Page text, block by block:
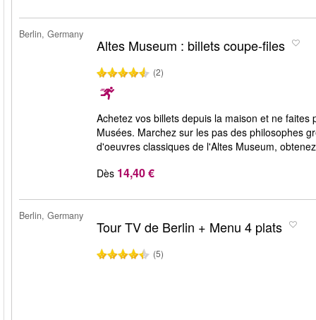
Berlin, Germany
Altes Museum : billets coupe-files
(2)
Achetez vos billets depuis la maison et ne
Musées. Marchez sur les pas des philosophes
d'oeuvres classiques de l'Altes Museum,
Dès 14,40 €
Berlin, Germany
Tour TV de Berlin + Menu 4 plats
(5)